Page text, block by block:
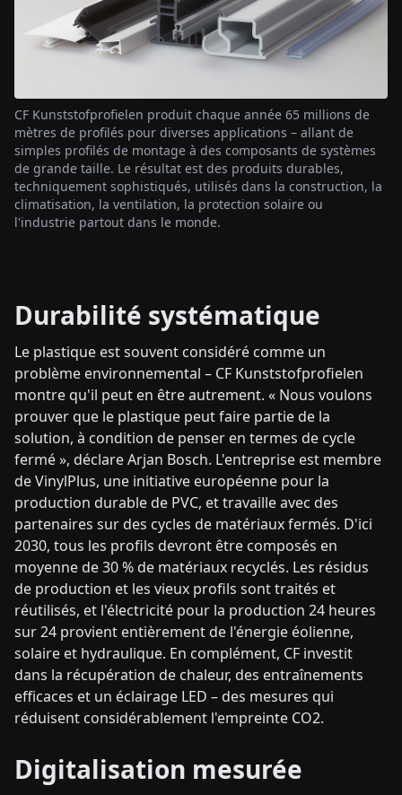
CF Kunststofprofielen produit chaque année 65 millions de
mètres de profilés pour diverses applications – allant de
simples profilés de montage à des composants de systèmes
de grande taille. Le résultat est des produits durables,
techniquement sophistiqués, utilisés dans la construction, la
climatisation, la ventilation, la protection solaire ou
l'industrie partout dans le monde.
Durabilité systématique
Le plastique est souvent considéré comme un
problème environnemental – CF Kunststofprofielen
montre qu'il peut en être autrement. « Nous voulons
prouver que le plastique peut faire partie de la
solution, à condition de penser en termes de cycle
fermé », déclare Arjan Bosch. L'entreprise est membre
de VinylPlus, une initiative européenne pour la
production durable de PVC, et travaille avec des
partenaires sur des cycles de matériaux fermés. D'ici
2030, tous les profils devront être composés en
moyenne de 30 % de matériaux recyclés. Les résidus
de production et les vieux profils sont traités et
réutilisés, et l'électricité pour la production 24 heures
sur 24 provient entièrement de l'énergie éolienne,
solaire et hydraulique. En complément, CF investit
dans la récupération de chaleur, des entraînements
efficaces et un éclairage LED – des mesures qui
réduisent considérablement l'empreinte CO2.
Digitalisation mesurée